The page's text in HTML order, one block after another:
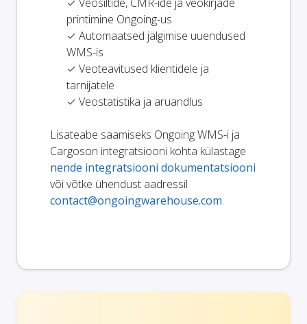
printimine Ongoing-us
✓ Automaatsed jälgimise uuendused
WMS-is
✓ Veoteavitused klientidele ja
tarnijatele
✓ Veostatistika ja aruandlus
Lisateabe saamiseks Ongoing WMS-i ja
Cargoson integratsiooni kohta külastage
nende integratsiooni dokumentatsiooni
või võtke ühendust aadressil
contact@ongoingwarehouse.com.